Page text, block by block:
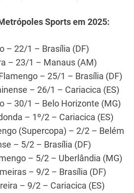
Sports em 2025:
– 22/1 – Brasília (DF)
– 23/1 – Manaus (AM)
– 25/1 – Brasília (DF)
– 26/1 – Cariacica (ES)
– 30/1 – Belo Horizonte (MG)
– 1º/2 – Cariacica (ES)
(Supercopa) – 2/2 – Belém
– 5/2 – Brasília (DF)
– 5/2 – Uberlândia (MG)
– 9/2 – Brasília (DF)
– 9/2 – Cariacica (ES)